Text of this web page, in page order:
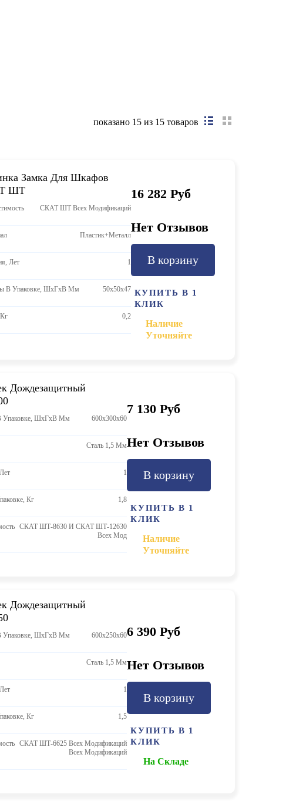
показано 15 из 15 товаров
Замка Для Шкафов
ШТ
СКАТ ШТ Всех Модификаций
Пластик+металл
Лет 1
В Упаковке, ШхГхВ Мм 50х50х47
0,2
16 282 Руб
Нет Отзывов
В корзину
КУПИТЬ В 1
КЛИК
Наличие
Уточняйте
Дождезащитный
Упаковке, ШхГхВ Мм 600х300х60
Сталь 1,5 Мм
1
Кг 1,8
СКАТ ШТ-8630 И СКАТ ШТ-12630
Всех Мод
7 130 Руб
Нет Отзывов
В корзину
КУПИТЬ В 1
КЛИК
Наличие
Уточняйте
Дождезащитный
Упаковке, ШхГхВ Мм 600х250х60
Сталь 1,5 Мм
1
Кг 1,5
СКАТ ШТ-6625 Всех Модификаций
Всех Модификаций
6 390 Руб
Нет Отзывов
В корзину
КУПИТЬ В 1
КЛИК
На Складе